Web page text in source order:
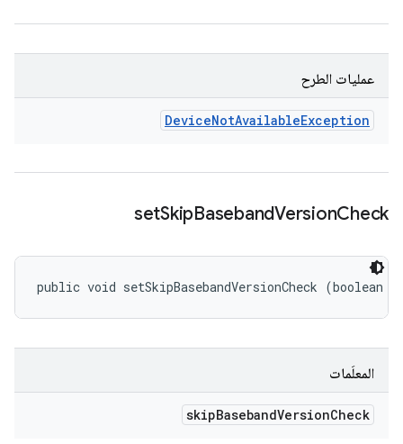
عمليات الطرح
DeviceNotAvailableException
setSkipBasebandVersionCheck
public void setSkipBasebandVersionCheck (boolean
المعلَمات
skipBasebandVersionCheck